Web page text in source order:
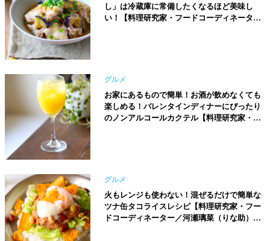
し」は冷蔵庫に常備したくなるほど美味し
い！【料理研究家・フードコーディネーター
グルメ
お家にあるもので簡単！お酒が飲めなくても
楽しめる！バレンタインディナーにぴったり
のノンアルコールカクテル【料理研究家・フ
グルメ
火もレンジも使わない！混ぜるだけで簡単な
ツナ缶タコライスレシピ【料理研究家・フー
ドコーディネーター／河瀬璃菜（りな助）さ